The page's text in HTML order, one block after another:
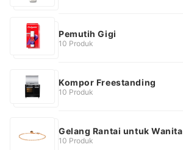
Pemutih Gigi
10 Produk
Kompor Freestanding
10 Produk
Gelang Rantai untuk Wanita
10 Produk